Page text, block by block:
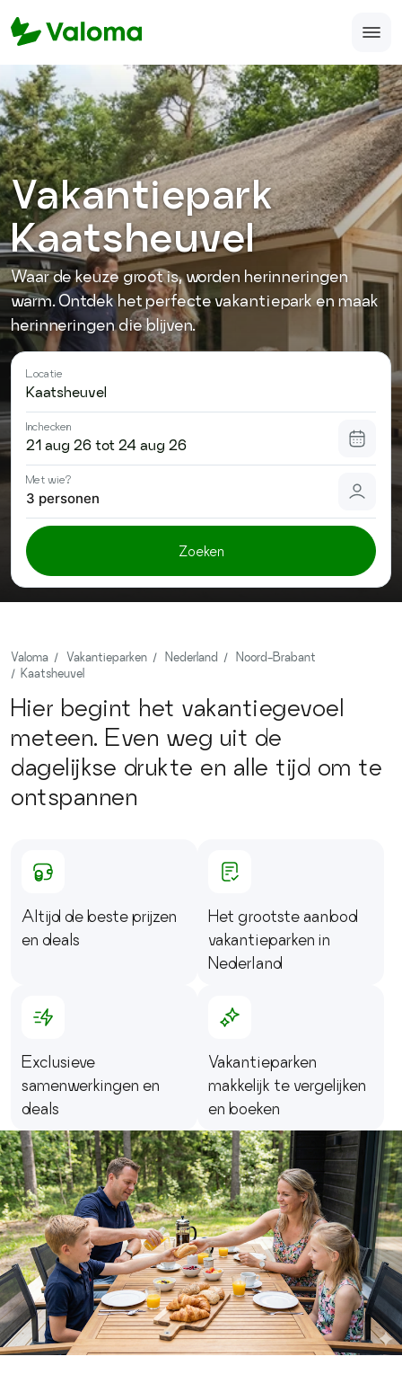
Home
Veelgestelde vragen
Over ons
Accomodatie aanmelden
support@valoma.com
050-123-987-12
Contact
Vakantiepark
Kaatsheuvel
Waar de keuze groot is, worden herinneringen
warm. Ontdek het perfecte vakantiepark en maak
herinneringen die blijven.
Locatie
Inchecken
Met wie?
3 personen
Zoeken
Valoma Vakantieparken Nederland
Noord-Brabant
Kaatsheuvel
Hier begint het vakantiegevoel
meteen. Even weg uit de
dagelijkse drukte en alle tijd om te
ontspannen
Altijd de beste prijzen
en deals
Het grootste aanbod
vakantieparken in
Nederland
Exclusieve
samenwerkingen en
deals
Vakantieparken
makkelijk te vergelijken
en boeken